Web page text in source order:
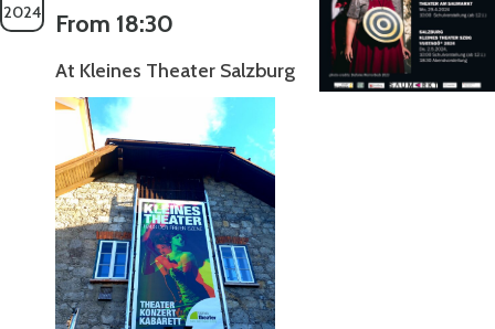
2024 From 18:30
At Kleines Theater Salzburg